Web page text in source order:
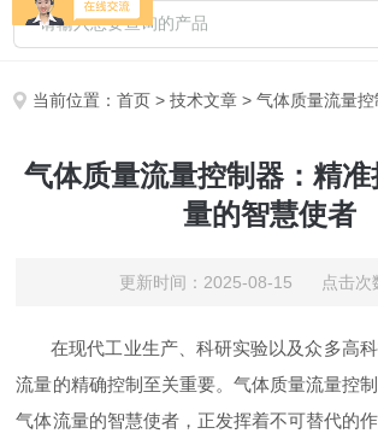
当前位置：首页 >技术文章 > 气体质量流量控制器：精
气体质量流量控制器：精
量的智慧使者
更新时间：2025-08-15 点击次
在现代工业生产、科研实验以及众多高科
流量的精确控制至关重要。气体质量流量控
气体流量的智慧使者，正发挥着不可替代的